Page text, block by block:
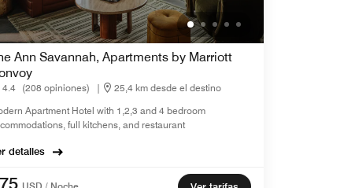
Ann Savannah, Apartments by Marriott
4.4 (208 opiniones) |
25,4 km desde el destino
Apartment Hotel with 1,2,3 and 4 bedroom
full kitchens, and restaurant
detalles